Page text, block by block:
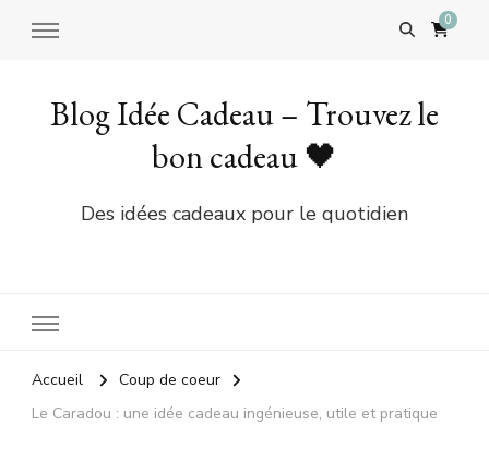
0
Blog Idée Cadeau – Trouvez le
bon cadeau 🖤
Des idées cadeaux pour le quotidien
Accueil
Coup de coeur
Le Caradou : une idée cadeau ingénieuse, utile et pratique